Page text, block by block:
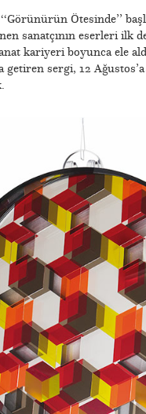
Ötesinde’’
sanatçının eserleri ilk
kariyeri boyunca ele
sergi, 12